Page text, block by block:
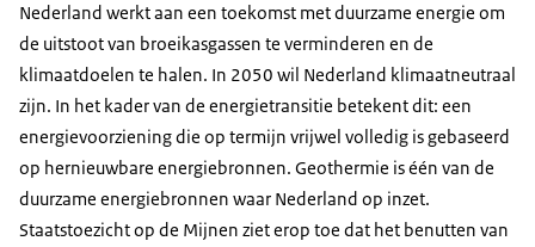
Nederland werkt aan een toekomst met duurzame energie om
de uitstoot van broeikasgassen te verminderen en de
klimaatdoelen te halen. In 2050 wil Nederland klimaatneutraal
zijn. In het kader van de energietransitie betekent dit: een
energievoorziening die op termijn vrijwel volledig is gebaseerd
op hernieuwbare energiebronnen. Geothermie is één van de
duurzame energiebronnen waar Nederland op inzet.
Staatstoezicht op de Mijnen ziet erop toe dat het benutten van